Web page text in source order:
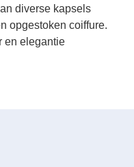
diverse kapsels
opgestoken coiffure.
en elegantie